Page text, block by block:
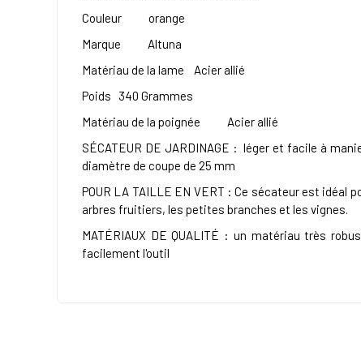
Couleur orange
Marque Altuna
Matériau de la lame Acier allié
Poids 340 Grammes
Matériau de la poignée Acier allié
SÉCATEUR DE JARDINAGE : léger et facile à
diamètre de coupe de 25 mm
POUR LA TAILLE EN VERT : Ce sécateur est
arbres fruitiers, les petites branches et les vignes.
MATÉRIAUX DE QUALITÉ : un matériau très
facilement l'outil